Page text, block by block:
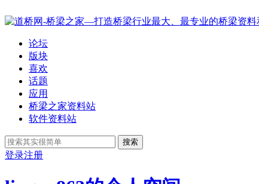
论坛
版块
喜欢
话题
应用
桥梁之家资料站
软件资料站
搜索
登录注册